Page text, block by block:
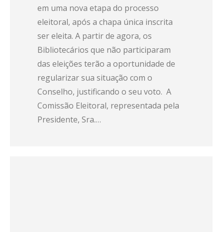
em uma nova etapa do processo
eleitoral, após a chapa única inscrita
ser eleita. A partir de agora, os
Bibliotecários que não participaram
das eleições terão a oportunidade de
regularizar sua situação com o
Conselho, justificando o seu voto. A
Comissão Eleitoral, representada pela
Presidente, Sra.…